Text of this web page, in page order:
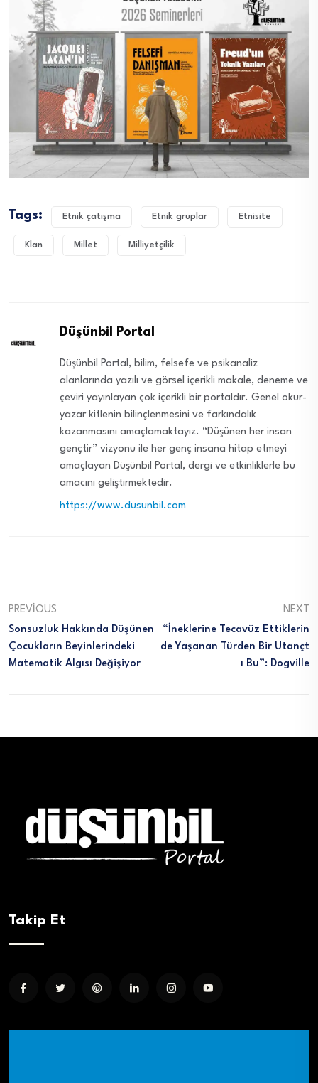
Tags: Etnik çatışma Etnik gruplar Etnisite
Klan Millet Milliyetçilik
Düşünbil Portal
Düşünbil Portal, bilim, felsefe ve psikanaliz
alanlarında yazılı ve görsel içerikli makale, deneme ve
çeviri yayınlayan çok içerikli bir portaldır. Genel okur-
yazar kitlenin bilinçlenmesini ve farkındalık
kazanmasını amaçlamaktayız. “Düşünen her insan
gençtir” vizyonu ile her genç insana hitap etmeyi
amaçlayan Düşünbil Portal, dergi ve etkinliklerle bu
amacını geliştirmektedir.
https://www.dusunbil.com
PREVIOUS
Sonsuzluk Hakkında Düşünen
Çocukların Beyinlerindeki
Matematik Algısı Değişiyor
NEXT
“İneklerine Tecavüz Ettiklerin
De Yaşanan Türden Bir Utançt
I Bu”: Dogville
Takip Et